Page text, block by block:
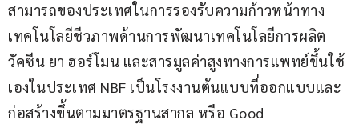
สามารถของประเทศในการรองรับความก้าวหน้าทาง
เทคโนโลยีชีวภาพด้านการพัฒนาเทคโนโลยีการผลิต
วัคซีน ยา ฮอร์โมน และสารมูลค่าสูงทางการแพทย์ขึ้นใช้
เองในประเทศ NBF เป็นโรงงานต้นแบบที่ออกแบบและ
ก่อสร้างขึ้นตามมาตรฐานสากล หรือ Good